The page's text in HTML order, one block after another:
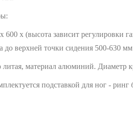
х (высота зависит регулировки
до верхней точки сидения 500-630 мм
литая, материал алюминий. Диаметр
подставкой для ног - ринг